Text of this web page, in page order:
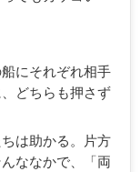
にそれぞれ相手
どちらも押さず
は助かる。片方
ななかで、「両